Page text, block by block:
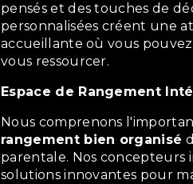
pensés et des touches de
personnalisées créent une
accueillante où vous
vous ressourcer.
Espace de Rangement
Nous comprenons
rangement bien organisé
parentale. Nos concepteurs
solutions innovantes pour